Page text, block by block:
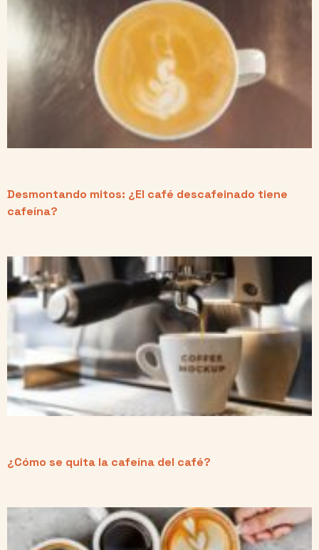
Desmontando mitos: ¿El café descafeinado tiene
cafeína?
¿Cómo se quita la cafeína del café?